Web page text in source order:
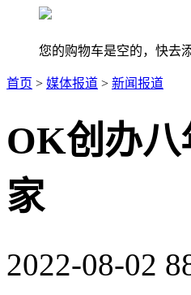
您的购物车是空的，快去
首页 > 媒体报道 > 新闻报道
OK创办八
家
2022-08-02